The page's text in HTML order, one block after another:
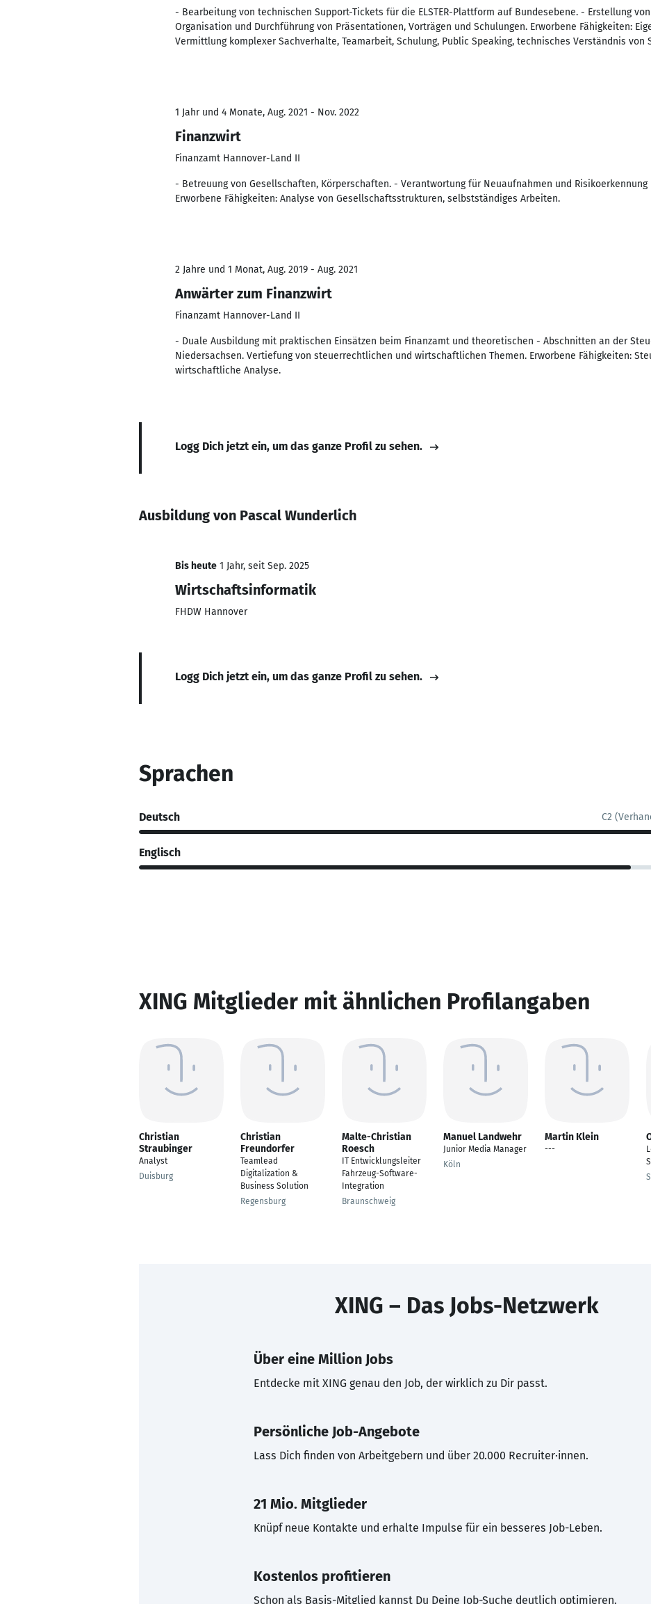
- Bearbeitung von technischen Support-Tickets für die ELSTER-Plattform auf Bundesebene. - Erstellung
Organisation und Durchführung von Präsentationen, Vorträgen und Schulungen. Erworbene Fähigkeiten:
Vermittlung komplexer Sachverhalte, Teamarbeit, Schulung, Public Speaking, technisches Verständnis von
1 Jahr und 4 Monate, Aug. 2021 - Nov. 2022
Finanzwirt
Finanzamt Hannover-Land II
- Betreuung von Gesellschaften, Körperschaften. - Verantwortung für Neuaufnahmen und Risikoerkennung
Erworbene Fähigkeiten: Analyse von Gesellschaftsstrukturen, selbstständiges Arbeiten.
2 Jahre und 1 Monat, Aug. 2019 - Aug. 2021
Anwärter zum Finanzwirt
Finanzamt Hannover-Land II
- Duale Ausbildung mit praktischen Einsätzen beim Finanzamt und theoretischen - Abschnitten an der
Niedersachsen. Vertiefung von steuerrechtlichen und wirtschaftlichen Themen. Erworbene Fähigkeiten:
wirtschaftliche Analyse.
Logg Dich jetzt ein, um das ganze Profil zu sehen.
Ausbildung von Pascal Wunderlich
Bis heute 1 Jahr, seit Sep. 2025
Wirtschaftsinformatik
FHDW Hannover
Logg Dich jetzt ein, um das ganze Profil zu sehen.
Sprachen
Deutsch C2
Englisch
XING Mitglieder mit ähnlichen Profilangaben
Christian
Straubinger
Analyst
Duisburg
Christian
Freundorfer
Teamlead
Digitalization &
Business Solution
Regensburg
Malte-Christian
Roesch
IT Entwicklungsleiter
Fahrzeug-Software-
Integration
Braunschweig
Manuel Landwehr
Junior Media Manager
Köln
Martin Klein
---
XING – Das Jobs-Netzwerk
Über eine Million Jobs
Entdecke mit XING genau den Job, der wirklich zu Dir passt.
Persönliche Job-Angebote
Lass Dich finden von Arbeitgebern und über 20.000 Recruiter·innen.
21 Mio. Mitglieder
Knüpf neue Kontakte und erhalte Impulse für ein besseres Job-Leben.
Kostenlos profitieren
Schon als Basis-Mitglied kannst Du Deine Job-Suche deutlich optimieren.